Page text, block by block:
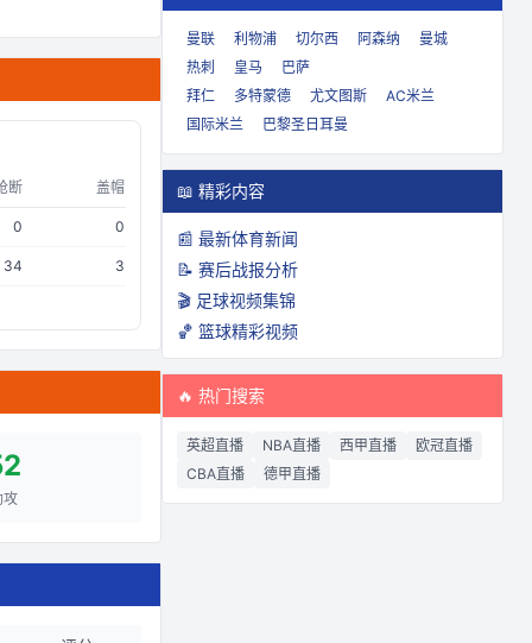
断 盖帽
0 0
34 3
攻
曼联 利物浦 切尔西 阿森纳
曼城
热刺
皇马
巴萨
拜仁
多特蒙德 尤文图斯
AC米兰
国际米兰
巴黎圣日耳曼
📖 精彩内容
📰 最新体育新闻
📝 赛后战报分析
🎬 足球视频集锦
🏀 篮球精彩视频
🔥 热门搜索
英超直播 NBA直播 西甲直播
欧冠直播
CBA直播
德甲直播